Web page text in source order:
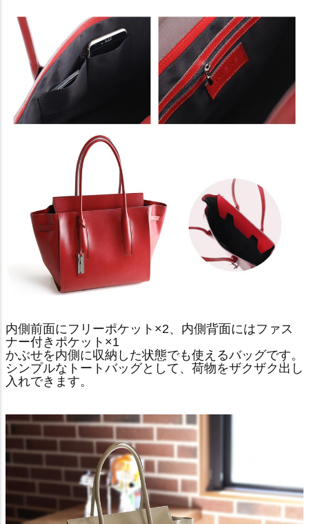
内側前面にフリーポケット×2、内側背面にはファス
ナー付きポケット×1
かぶせを内側に収納した状態でも使えるバッグです。
シンプルなトートバッグとして、荷物をザクザク出し
入れできます。